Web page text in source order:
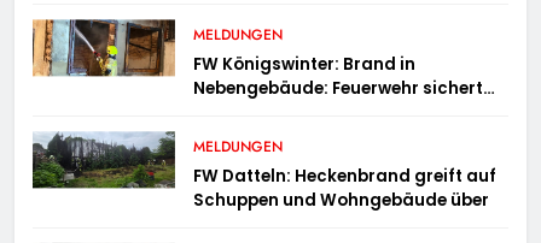
MELDUNGEN
FW Königswinter: Brand in
Nebengebäude: Feuerwehr sichert
MELDUNGEN
FW Datteln: Heckenbrand greift auf
Schuppen und Wohngebäude über